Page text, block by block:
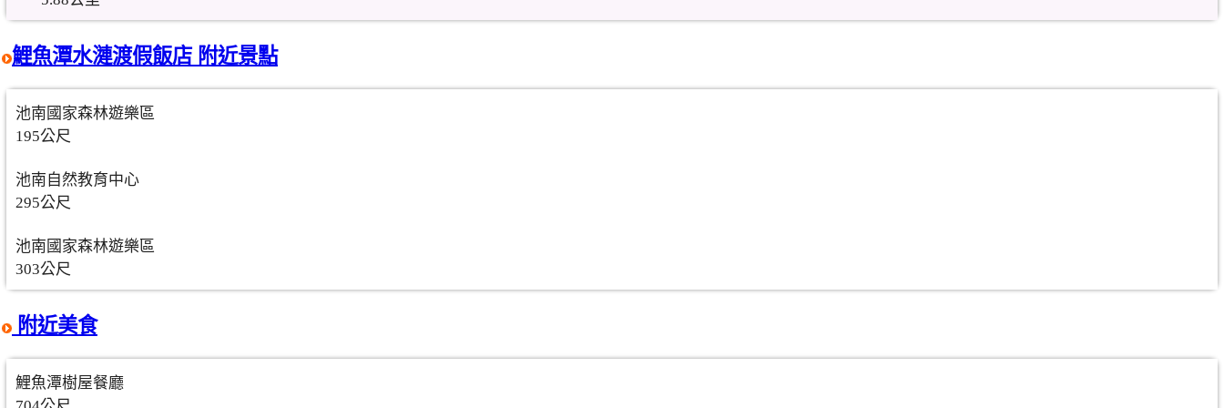
鯉魚潭水漣渡假飯店 附近景點
池南國家森林遊樂區
195公尺
池南自然教育中心
295公尺
池南國家森林遊樂區
303公尺
附近美食
鯉魚潭樹屋餐廳